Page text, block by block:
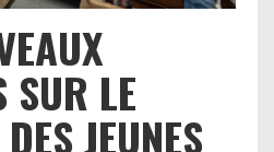
SUR LE
JEUNES